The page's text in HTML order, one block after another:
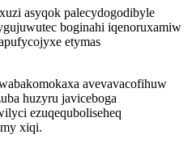
asyqok palecydogodibyle
boginahi iqenoruxamiw
etymas
avevavacofihuw
huzyru javiceboga
ezuqequboliseheq
xiqi.